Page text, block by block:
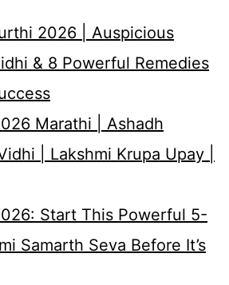
2026 | Auspicious
& 8 Powerful Remedies
Marathi | Ashadh
| Lakshmi Krupa Upay |
Start This Powerful 5-
Samarth Seva Before It’s